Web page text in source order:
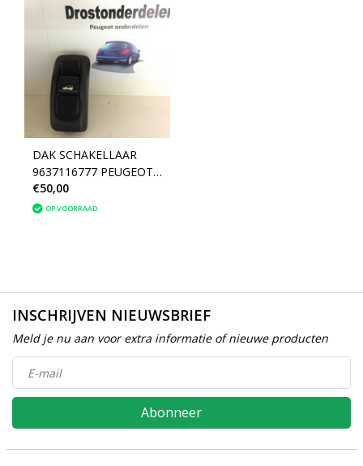
DAK SCHAKELLAAR
9637116777 PEUGEOT
206 CC (655476)
€50,00
OP VOORRAAD
INSCHRIJVEN NIEUWSBRIEF
Meld je nu aan voor extra informatie of nieuwe producten
Abonneer